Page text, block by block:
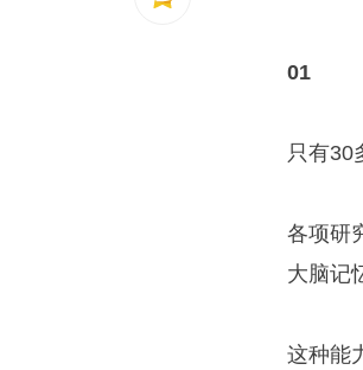
01
只有30
各项研
大脑记
这种能